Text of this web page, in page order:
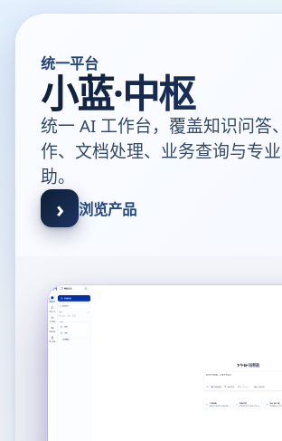
统一平台
小蓝·中枢
统一 AI 工作台，覆盖知识问答
作、文档处理、业务查询与专
助。
› 浏览产品